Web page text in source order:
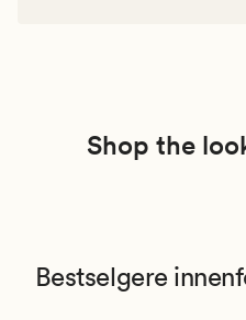
Shop the
Bestselgere